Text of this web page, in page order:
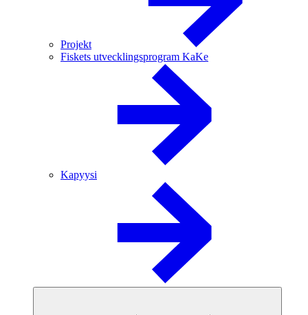
Projekt
Fiskets utvecklingsprogram KaKe
Kapyysi